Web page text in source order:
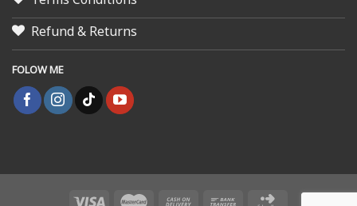
Refund & Returns
FOLOW ME